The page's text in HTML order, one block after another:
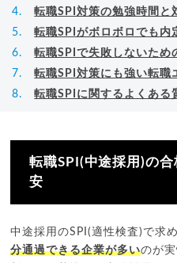
転職SPI対策の勉強時間と
転職SPIがボロボロでも内
転職SPIで失敗しないため
転職SPI対策にも強い転職
転職SPIに関するよくある
転職SPI(中途採用)の
安
中途採用のSPI(適性検査)で求
分通過できる企業が多いのが